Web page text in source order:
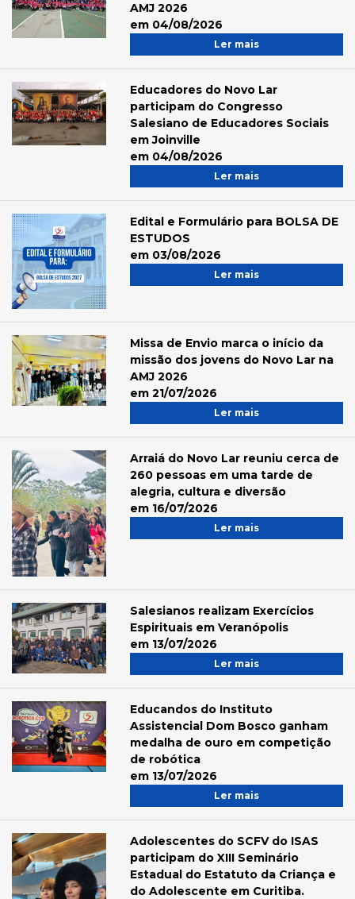
AMJ 2026
em 04/08/2026
Ler mais
Educadores do Novo Lar
participam do Congresso
Salesiano de Educadores Sociais
em Joinville
em 04/08/2026
Ler mais
Edital e Formulário para BOLSA DE
ESTUDOS
em 03/08/2026
Ler mais
Missa de Envio marca o início da
missão dos jovens do Novo Lar na
AMJ 2026
em 21/07/2026
Ler mais
Arraiá do Novo Lar reuniu cerca de
260 pessoas em uma tarde de
alegria, cultura e diversão
em 16/07/2026
Ler mais
Salesianos realizam Exercícios
Espirituais em Veranópolis
em 13/07/2026
Ler mais
Educandos do Instituto
Assistencial Dom Bosco ganham
medalha de ouro em competição
de robótica
em 13/07/2026
Ler mais
Adolescentes do SCFV do ISAS
participam do XIII Seminário
Estadual do Estatuto da Criança e
do Adolescente em Curitiba.